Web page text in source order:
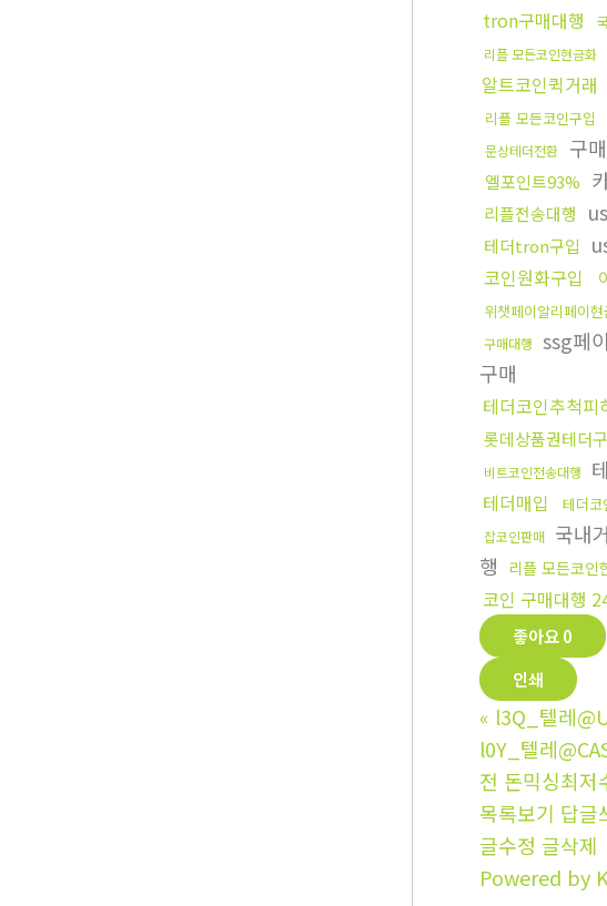
tron구매대행
리플 모든코인현금화
알트코인퀵거래
리플 모든코인구입
문상테더전환 구
엘포인트93%
리플전송대행
테더tron구입
코인원화구입
위챗페이알리페이
구매대행 ssg페
구매
테더코인추척피
롯데상품권테더
비트코인전송대행
테더매입 테더코
잡코인판매 국내
행 리플 모든코인
코인 구매대행
좋아요0
인쇄
« l3Q_텔레
l0Y_텔레
전 돈믹싱최
목록보기 답글
글수정 글삭제
Powered by